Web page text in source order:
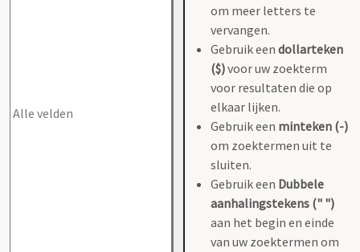
om meer letters te
vervangen.
Gebruik een dollarteken
($)voor uw zoekterm
voor resultaten die op
elkaar lijken.
Gebruik een minteken (-)
om zoektermen uit te
sluiten.
Gebruik een Dubbele
aanhalingstekens (" ")
aan het begin en einde
van uw zoektermen om